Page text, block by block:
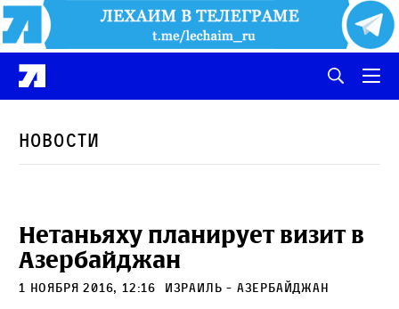
Новости
Нетаньяху планирует визит в
Азербайджан
1 ноября 2016, 12:16 Израиль - Азербайджан